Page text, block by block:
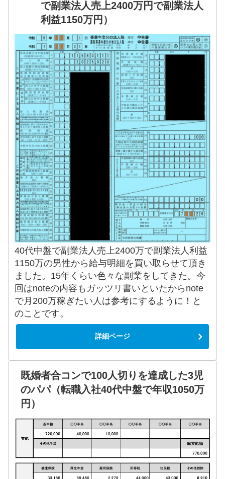
で副業法人売上2400万円で副業法人
利益1150万円）
40代中盤で副業法人売上2400万で副業法人利益
1150万の男性から給与明細を買い取らせて頂き
ました。15年くらい色々な副業をしてきた。今
回はnoteの内容もガッツリ書いといたからnote
で月200万稼ぎたい人は参考にするように！と
のことです。
詳細ページ
既婚者合コンで100人切りを達成した3児
のパパ（転職入社40代中盤で年収1050万
円）